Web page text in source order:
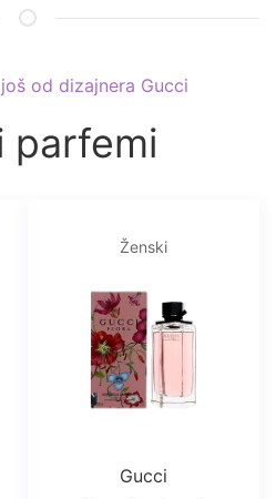
od dizajnera Gucci
parfemi
Ženski
Gucci